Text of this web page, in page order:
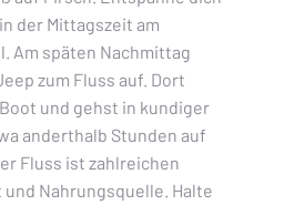
der Mittagszeit am
Am späten Nachmittag
zum Fluss auf. Dort
und gehst in kundiger
anderthalb Stunden auf
Fluss ist zahlreichen
und Nahrungsquelle. Halte